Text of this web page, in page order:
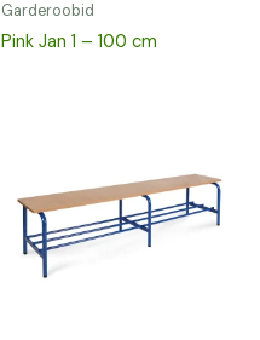
Garderoobid
Pink Jan 1 – 100 cm